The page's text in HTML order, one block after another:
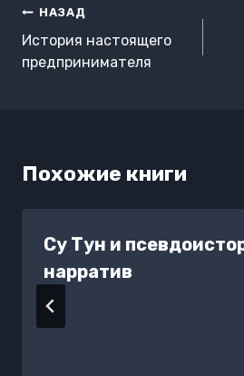
Навигация
по
записям
НАЗАД
История настоящего
предпринимателя
Похожие книги
Су Тун и
нарратив